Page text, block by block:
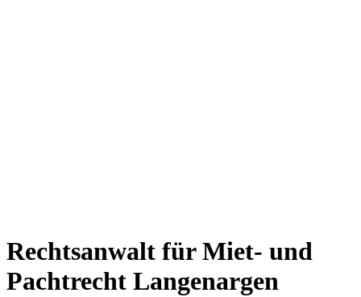
Rechtsanwalt für Miet- und
Pachtrecht Langenargen